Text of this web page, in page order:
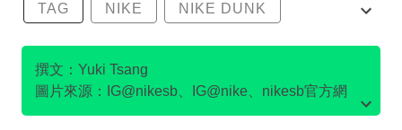
TAG NIKE NIKE DUNK
SB DUNK
撰文：Yuki Tsang
圖片來源：IG@nikesb、IG@nike、nikesb官方網
站、Twitter@nikesb截圖、nike官方網站、